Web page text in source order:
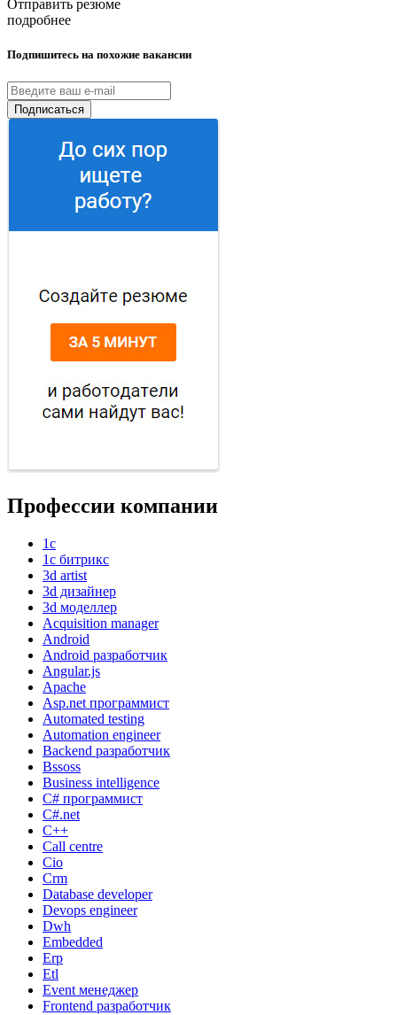
Отправить резюме
подробнее
Подпишитесь на похожие вакансии
Подписаться
Профессии компании
1с
1с битрикс
3d artist
3d дизайнер
3d моделлер
Acquisition manager
Android
Android разработчик
Angular.js
Apache
Asp.net программист
Automated testing
Automation engineer
Backend разработчик
Bssoss
Business intelligence
C# программист
C#.net
C++
Call centre
Cio
Crm
Database developer
Devops engineer
Dwh
Embedded
Erp
Etl
Event менеджер
Frontend разработчик